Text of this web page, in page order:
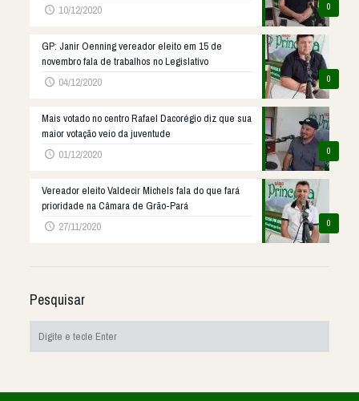
0
10/12/2020
0
GP: Janir Oenning vereador eleito em 15 de
novembro fala de trabalhos no Legislativo
04/12/2020
0
Mais votado no centro Rafael Dacorégio diz que sua
maior votação veio da juventude
01/12/2020
0
Vereador eleito Valdecir Michels fala do que fará
prioridade na Câmara de Grão-Pará
27/11/2020
Pesquisar